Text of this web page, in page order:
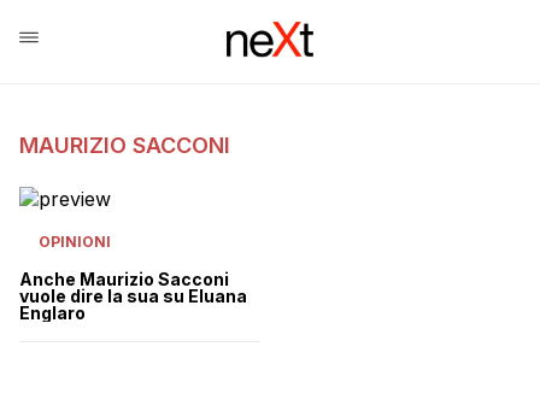
MAURIZIO SACCONI
OPINIONI
Anche Maurizio Sacconi
vuole dire la sua su Eluana
Englaro